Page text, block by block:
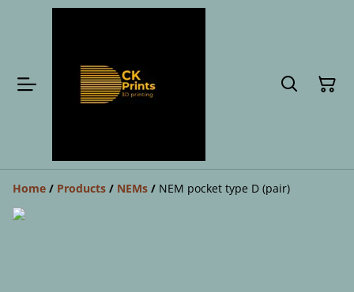
Home / Products / NEMs / NEM pocket type D (pair)